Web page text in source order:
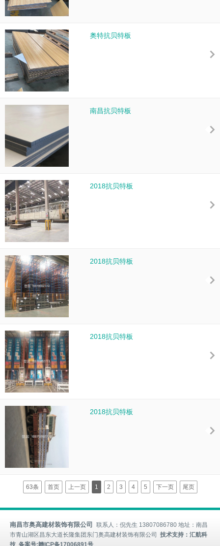
奥特抗贝特板
南昌抗贝特板
2018抗贝特板
2018抗贝特板
2018抗贝特板
2018抗贝特板
63条 首页 上一页 1 2 3 4 5 下一页 尾页
南昌市奥高建材装饰有限公司
联系人：倪先生 13807086780 地址：南昌
市青山湖区昌东大道长隆集团东门奥高建材装饰有限公司 技术支持：汇航科
技 备案号:赣ICP备17006891号